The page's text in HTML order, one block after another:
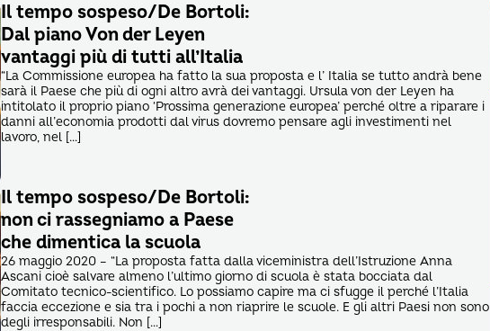
Il tempo sospeso/De Bortoli:
Dal piano Von der Leyen
vantaggi più di tutti all’Italia
“La Commissione europea ha fatto la sua proposta e l’ Italia se tutto andrà bene
sarà il Paese che più di ogni altro avrà dei vantaggi. Ursula von der Leyen ha
intitolato il proprio piano ‘Prossima generazione europea’ perché oltre a riparare i
danni all’economia prodotti dal virus dovremo pensare agli investimenti nel
lavoro, nel […]
Il tempo sospeso/De Bortoli:
non ci rassegniamo a Paese
che dimentica la scuola
26 maggio 2020 – “La proposta fatta dalla viceministra dell’Istruzione Anna
Ascani cioè salvare almeno l’ultimo giorno di scuola è stata bocciata dal
Comitato tecnico-scientifico. Lo possiamo capire ma ci sfugge il perché l’Italia
faccia eccezione e sia tra i pochi a non riaprire le scuole. E gli altri Paesi non sono
degli irresponsabili. Non […]